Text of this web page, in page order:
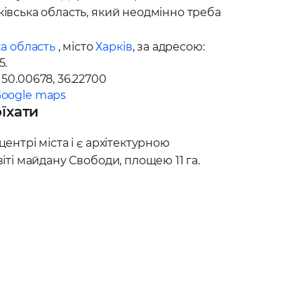
надзвичайно короткого
до 11-ї річниці Жовтневої
14 176 000 карбованців.
область, який неодмінно треба
область, місто Харків, за адресою:
.
50.00678, 36.22700
maps
міста і є архітектурною
майдану Свободи, площею 11 га.